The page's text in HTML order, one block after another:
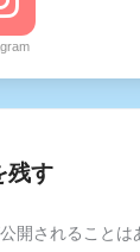
残す
開されることは